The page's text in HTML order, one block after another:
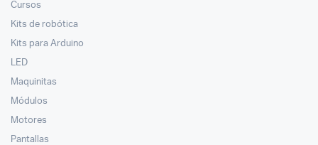
Cursos
Kits de robótica
Kits para Arduino
LED
Maquinitas
Módulos
Motores
Pantallas